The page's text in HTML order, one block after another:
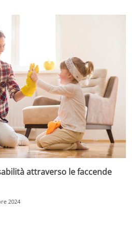
attraverso le faccende
2024